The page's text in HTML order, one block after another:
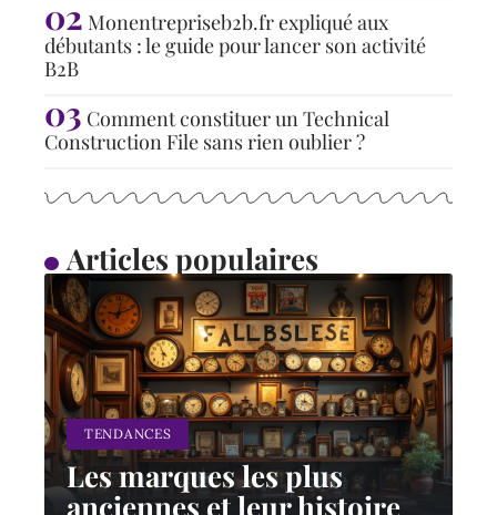
Monentrepriseb2b.fr expliqué aux
débutants : le guide pour lancer son activité
B2B
Comment constituer un Technical
Construction File sans rien oublier ?
Articles populaires
TENDANCES
Les marques les plus
anciennes et leur histoire